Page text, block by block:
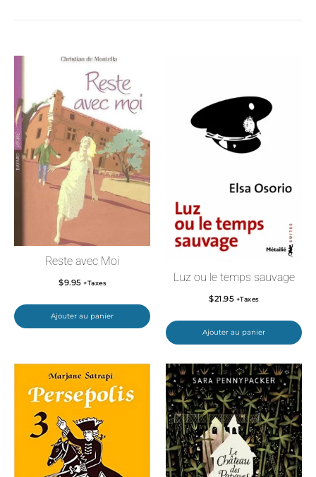
Reste avec Moi
$9.95 +Taxes
Ajouter au panier
Luz ou le temps sauvage
$21.95 +Taxes
Ajouter au panier